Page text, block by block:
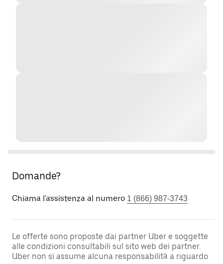
Domande?
Chiama l'assistenza al numero 1 (866) 987-3743
Le offerte sono proposte dai partner Uber e soggette
alle condizioni consultabili sul sito web dei partner.
Uber non si assume alcuna responsabilità a riguardo